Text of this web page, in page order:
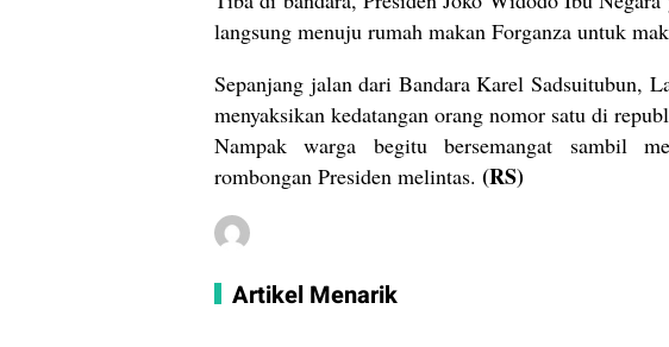
langsung menuju rumah makan Forganza untuk
Sepanjang jalan dari Bandara Karel Sadsuitubun,
menyaksikan kedatangan orang nomor satu di
Nampak warga begitu bersemangat sambil
rombongan Presiden melintas. (RS)
Artikel Menarik